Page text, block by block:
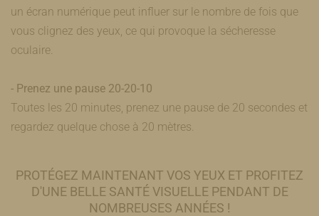
un écran numérique peut influer sur le nombre de fois que
vous clignez des yeux, ce qui provoque la sécheresse
oculaire.
- Prenez une pause 20-20-10
Toutes les 20 minutes, prenez une pause de 20 secondes et
regardez quelque chose à 20 mètres.
PROTÉGEZ MAINTENANT VOS YEUX ET PROFITEZ
D'UNE BELLE SANTÉ VISUELLE PENDANT DE
NOMBREUSES ANNÉES !